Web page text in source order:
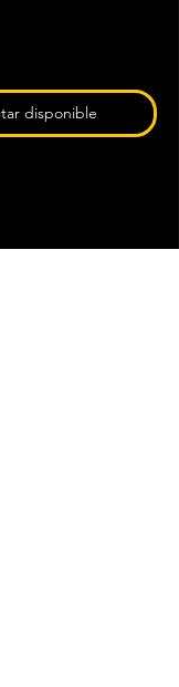
disponible